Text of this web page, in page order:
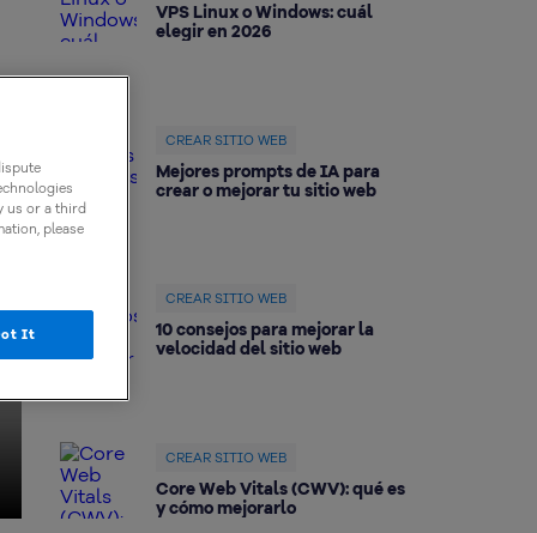
VPS Linux o Windows: cuál
elegir en 2026
CREAR SITIO WEB
Mejores prompts de IA para
crear o mejorar tu sitio web
CREAR SITIO WEB
10 consejos para mejorar la
velocidad del sitio web
CREAR SITIO WEB
Core Web Vitals (CWV): qué es
y cómo mejorarlo
us or a third
please
It